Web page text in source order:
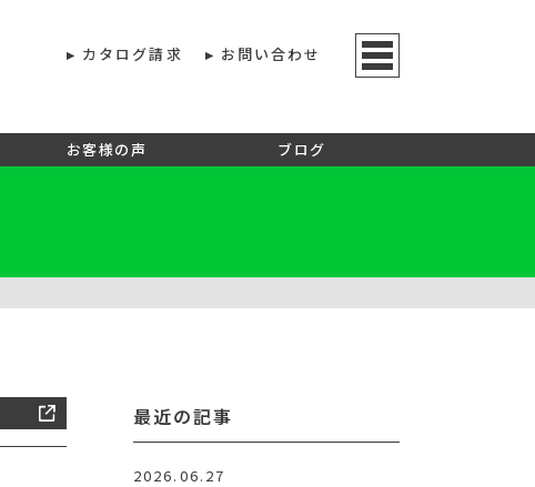
カタログ請求 お問い合わせ
お客様の声 ブログ
最近の記事
2026.06.27